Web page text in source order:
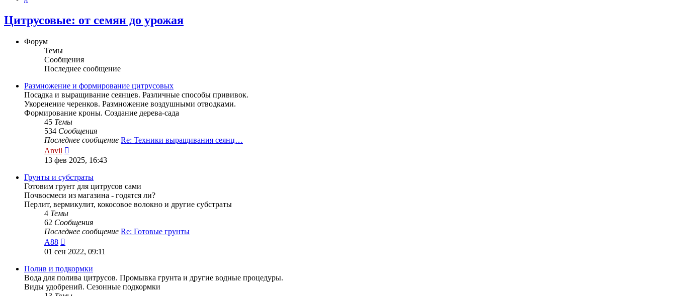
Цитрусовые: от семян до урожая
Форум
Темы
Сообщения
Последнее сообщение
Размножение и формирование цитрусовых
Посадка и выращивание сеянцев. Различные способы прививок.
Укоренение черенков. Размножение воздушными отводками.
Формирование кроны. Создание дерева-сада
45 Темы
534 Сообщения
Последнее сообщение Re: Техники выращивания сеянц…
Anvil
к
последнему
сообщению
13 фев 2025, 16:43
Грунты и субстраты
Готовим грунт для цитрусов сами
Почвосмеси из магазина - годятся ли?
Перлит, вермикулит, кокосовое волокно и другие субстраты
4 Темы
62 Сообщения
Последнее сообщение Re: Готовые грунты
A88
к
последнему
сообщению
01 сен 2022, 09:11
Полив и подкормки
Вода для полива цитрусов. Промывка грунта и другие водные процедуры.
Виды удобрений. Сезонные подкормки